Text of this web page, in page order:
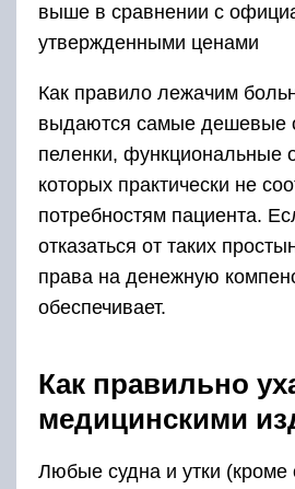
выше в сравнении с
утвержденными ценами
Как правило лежачим
выдаются самые дешевые
пеленки, функциональные
которых практически не
потребностям пациента.
отказаться от таких
права на денежную
обеспечивает.
Как правильно
медицинскими
Любые судна и утки (кроме